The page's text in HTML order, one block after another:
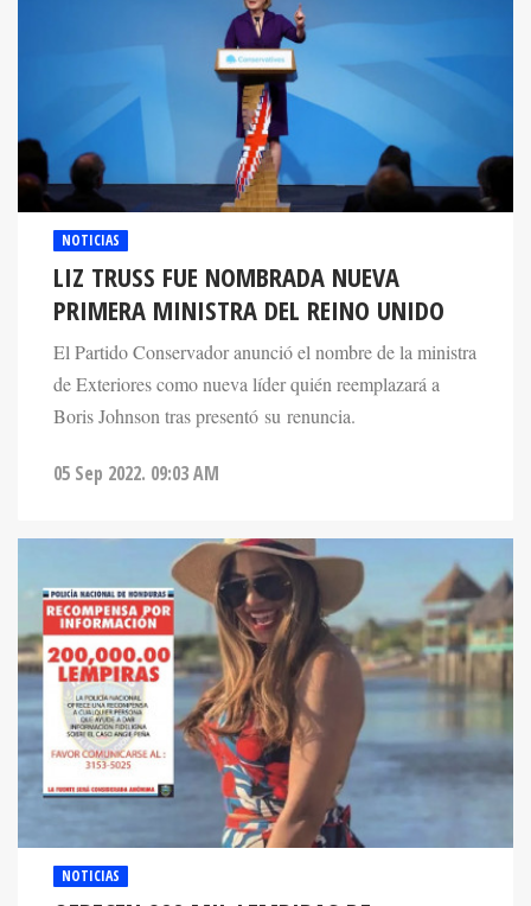
NOTICIAS
LIZ TRUSS FUE NOMBRADA NUEVA
PRIMERA MINISTRA DEL REINO UNIDO
El Partido Conservador anunció el nombre de la ministra
de Exteriores como nueva líder quién reemplazará a
Boris Johnson tras presentó su renuncia.
05 Sep 2022. 09:03 AM
NOTICIAS